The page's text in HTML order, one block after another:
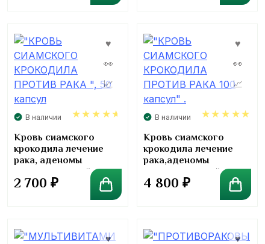
В наличии
4.60
Кровь сиамского
крокодила лечение
рака, аденомы
предстательной
железы 50 капсул
2 700 ₽
В наличии
5.00
Кровь сиамского
крокодила лечение
рака,аденомы
предстательной
железы 100 капсул .
4 800 ₽